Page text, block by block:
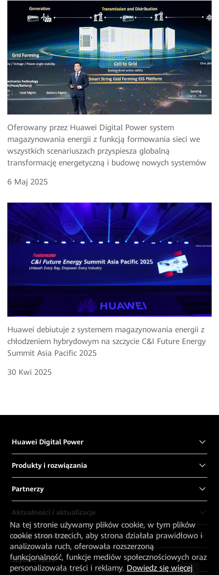
Oferowany przez Huawei Digital Power system
magazynowania energii z funkcją formowania sieci we
wszystkich scenariuszach przyspiesza globalną
transformację energetyczną i budowę nowych systemów
6 Maj 2025
Huawei debiutuje z systemem magazynowania energii z
chłodzeniem hybrydowym na szczycie C&I Future Energy
Summit Asia Pacific 2025
30 Kwi 2025
Huawei Digital Power
Produkty i rozwiązania
Partnerzy
Aktualności i aktualizacje
Usługi i wsparcie
Szybkie łącza
Na tej stronie używamy plików cookie, w tym plików
cookie stron trzecich, aby strona działała prawidłowo i
analizowała ruch, oferowała rozszerzoną
funkcjonalność, funkcje mediów społecznościowych oraz
personalizowała treści i reklamy. Dowiedz się więcej